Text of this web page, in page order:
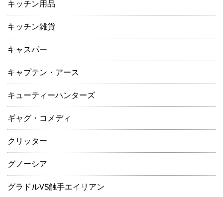
キッチン用品
キッチン雑貨
キャスパー
キャプテン・アース
キューティーハンターズ
ギャグ・コメディ
クリッター
グノーシア
グラドルVS触手エイリアン